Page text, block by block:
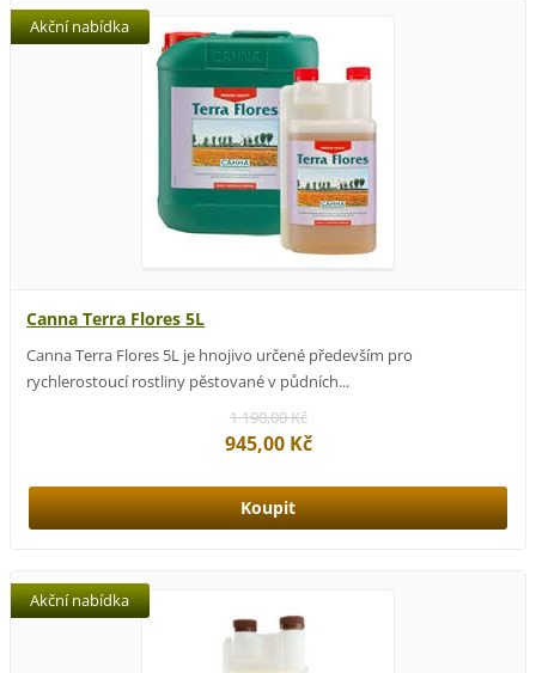
Canna Terra Flores 5L
Akční nabídka
Canna Terra Flores 5L je hnojivo určené především pro
rychlerostoucí rostliny pěstované v půdních...
1 190,00 Kč
945,00 Kč
Akční nabídka